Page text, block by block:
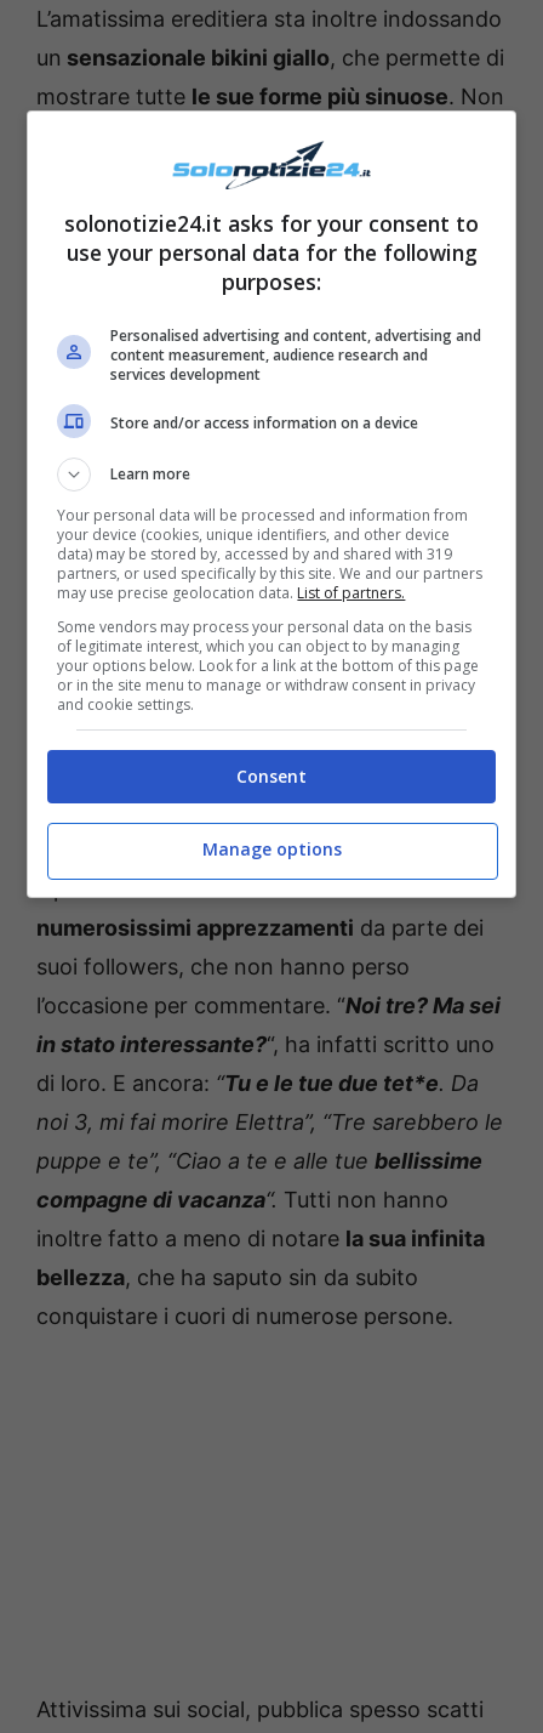
L’amatissima ereditiera sta inoltre indossando
un sensazionale bikini giallo, che permette di
mostrare tutte le sue forme più sinuose. Non
è inoltre rimasta indifferente la frase che ha
scritto come didascalia del post. “
“, ha infatti detto la bella cantante.
Scherzando, ha infatti fatto intendere che si
gravidanza: i più attenti
hanno in realtà compreso chela Lamborghini
si riferiva al suo décolleté.
Il post ha ovviamente ottenuto
numerosissimi apprezzamenti da parte dei
suoi followers, che non hanno perso
l’occasione per commentare. “Noi tre? Ma sei
in stato interessante?“, ha infatti scritto uno
di loro. E ancora: “Tu e le tue due tet*e. Da
noi 3, mi fai morire Elettra”, “Tre sarebbero le
puppe e te”, “Ciao a te e alle tue bellissime
compagne di vacanza“. Tutti non hanno
inoltre fatto a meno di notare la sua infinita
bellezza, che ha saputo sin da subito
conquistare i cuori di numerose persone.
Attivissima sui social, pubblica spesso scatti
solonotizie24.it asks for your consent to
use your personal data for the following
purposes:
Personalised advertising and content, advertising and
content measurement, audience research and
services development
Store and/or access information on a device
Learn more
Your personal data will be processed and information from
your device (cookies, unique identifiers, and other device
data) may be stored by, accessed by and shared with 319
partners, or used specifically by this site. We and our partners
may use precise geolocation data. List of partners.
Some vendors may process your personal data on the basis
of legitimate interest, which you can object to by managing
your options below. Look for a link at the bottom of this page
or in the site menu to manage or withdraw consent in privacy
and cookie settings.
Consent
Manage options